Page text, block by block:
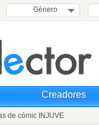
Género
Creadores
de cómic INJUVE